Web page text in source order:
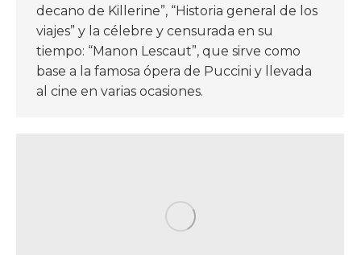
decano de Killerine”, “Historia general de los
viajes” y la célebre y censurada en su
tiempo: “Manon Lescaut”, que sirve como
base a la famosa ópera de Puccini y llevada
al cine en varias ocasiones.